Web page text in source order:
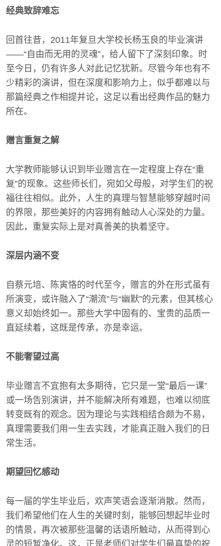
经典致辞难忘
回首往昔，2011年复旦大学校长杨玉良的毕业演讲
——“自由而无用的灵魂”，给人留下了深刻印象。时
至今日，仍有许多人对此记忆犹新。尽管今年也有不
少精彩的演讲，但在深度和影响力上，似乎都难以与
那篇经典之作相提并论，这足以看出经典作品的魅力
所在。
赠言重复之解
大学教师能够认识到毕业赠言在一定程度上存在“重
复”的现象。这些师长们，宛如父母般，对学生们的祝
福往往相似。此外，人生的真理与智慧能够穿越时间
的界限，那些美好的内容拥有触动人心深处的力量。
因此，重复实际上是对真善美的执着坚守。
深层内涵不变
自蔡元培、陈寅恪的时代至今，赠言的外在形式虽有
所演变，或许融入了“潮流”与“幽默”的元素，但其核心
意义却始终如一。那些大学中固有的、宝贵的品质一
直延续着，这既是传承，亦是幸运。
不能奢望过高
毕业赠言不宜抱有太多期待，它只是一堂“最后一课”
或一场告别演讲，并不能解决所有难题，也难以彻底
转变既有的观念。因为理论与实践相结合颇为不易，
真理需要我们用一生去实践，才能真正融入我们的日
常生活。
期望回忆感动
每一届的学生毕业后，欢声笑语会逐渐消散。然而，
我们希望他们在人生的关键时刻，能够回想起毕业时
的情景，再次被那些温馨的话语所触动，从而得到心
灵的短暂净化。这，正是老师们对学生们最真挚的祝